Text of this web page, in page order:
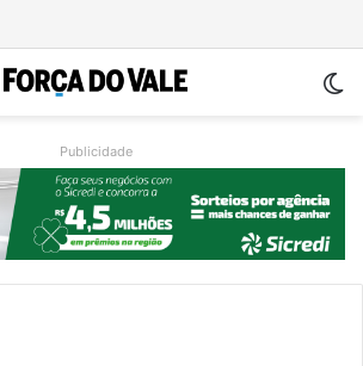
Publicidade